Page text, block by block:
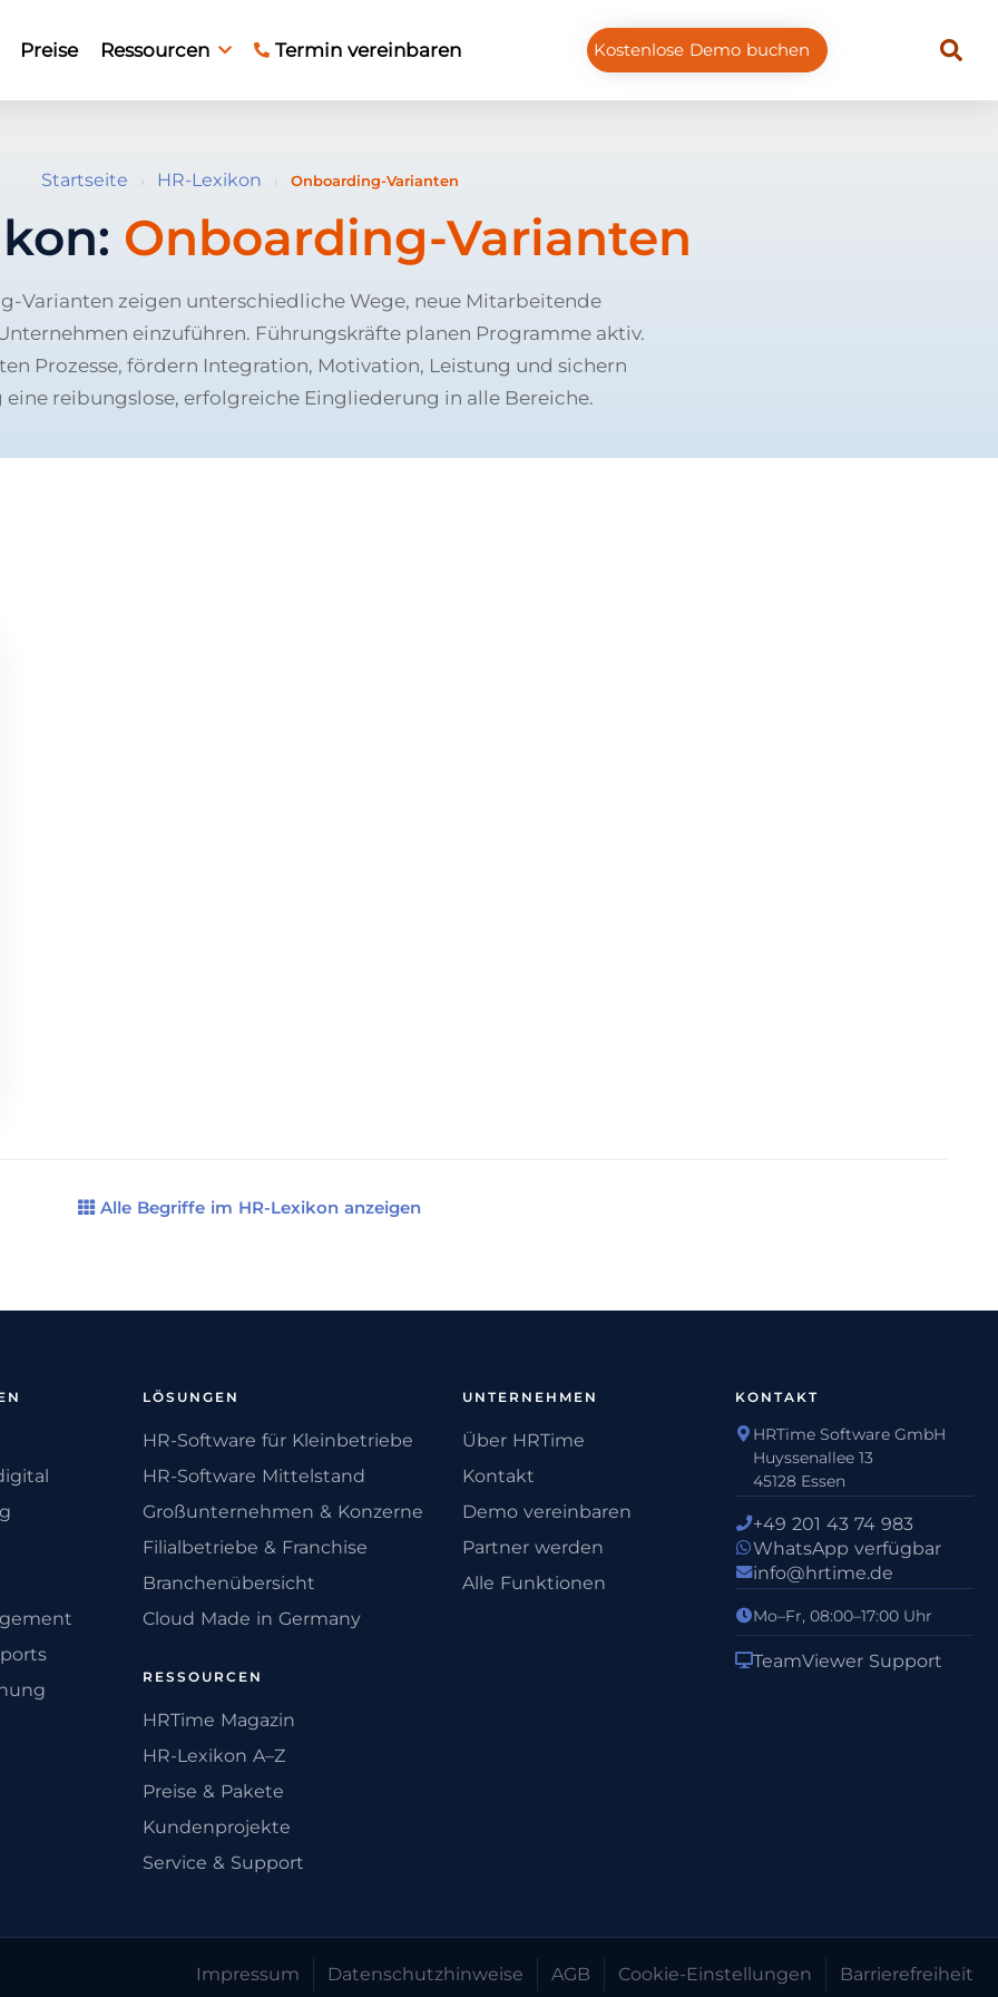
Preise Ressourcen Termin vereinbaren Kostenlose Demo buchen
Startseite › HR-Lexikon › Onboarding-Varianten
Onboarding-Varianten
Varianten zeigen unterschiedliche Wege, neue Mitarbeitende
einzuführen. Führungskräfte planen Programme aktiv.
Prozesse, fördern Integration, Motivation, Leistung und sichern
reibungslose, erfolgreiche Eingliederung in alle Bereiche.
Alle Begriffe im HR-Lexikon anzeigen
LÖSUNGEN
HR-Software für Kleinbetriebe
HR-Software Mittelstand
Großunternehmen & Konzerne
Filialbetriebe & Franchise
Branchenübersicht
Cloud Made in Germany
RESSOURCEN
HRTime Magazin
HR-Lexikon A–Z
Preise & Pakete
Kundenprojekte
Service & Support
UNTERNEHMEN
Über HRTime
Kontakt
Demo vereinbaren
Partner werden
Alle Funktionen
KONTAKT
HRTime Software GmbH
Huyssenallee 13
45128 Essen
+49 201 43 74 983
WhatsApp verfügbar
info@hrtime.de
Mo–Fr, 08:00–17:00 Uhr
TeamViewer Support
Impressum Datenschutz­hinweise AGB Cookie-Einstellungen Barrierefreiheit